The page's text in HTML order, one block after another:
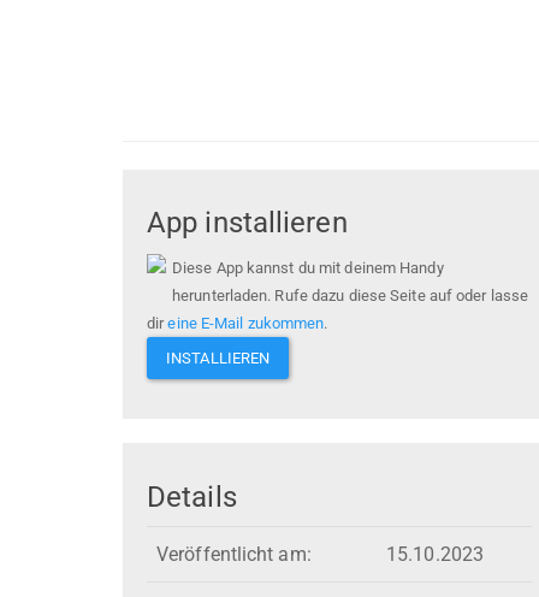
App installieren
Diese App kannst du mit deinem Handy
herunterladen. Rufe dazu diese Seite auf oder lasse
direine E-Mail zukommen.
INSTALLIEREN
Details
Veröffentlicht am: 15.10.2023